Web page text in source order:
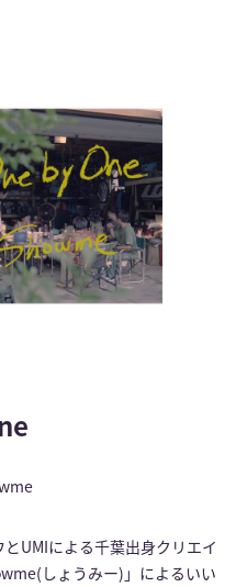
UMIによる千葉出身クリエイ
しょうみー)」によるいい